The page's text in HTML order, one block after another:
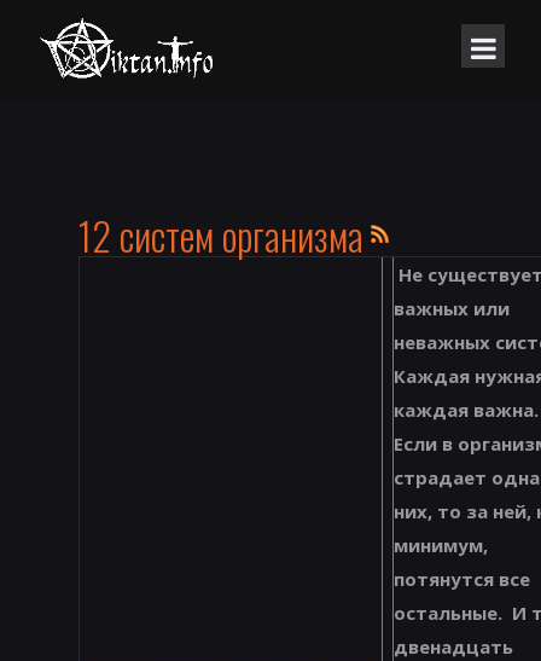
12 систем организма
Не
важных или
неважных
Каждая
каждая
Если в
страдает
них, то за ней,
минимум,
потянутся все
остальные. И
двенадцать